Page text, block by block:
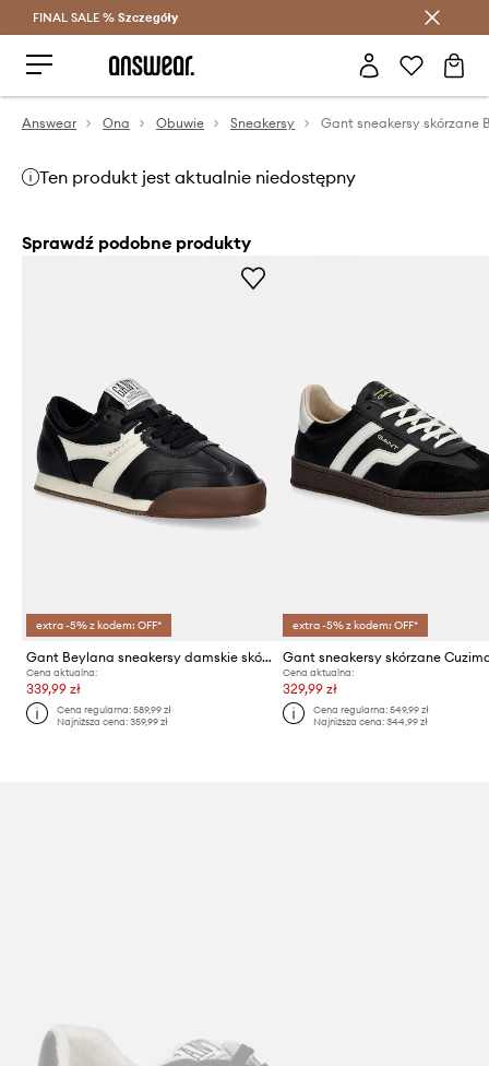
Oszczędzaj z Answear Club >
FINAL SALE % Szczegóły
Answear Ona Obuwie Sneakersy Gant sneakersy skórzane
Ten produkt jest aktualnie niedostępny
Sprawdź podobne produkty
extra -5% z kodem: OFF*
Gant Beylana sneakersy damskie skórzane
Cena aktualna:
339,99 zł
Cena regularna:589,99 zł
Najniższa cena:359,99 zł
extra -5% z kodem: OFF*
Gant sneakersy skórzane
Cena aktualna:
329,99 zł
Cena regularna: 549,99 zł
Najniższa cena: 344,99 zł